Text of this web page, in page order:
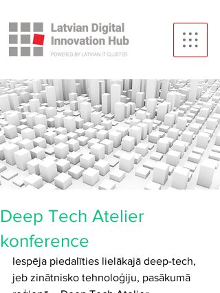
Deep Tech Atelier
konference
Iespēja piedalīties lielākajā deep-tech,
jeb zinātnisko tehnoloģiju, pasākumā